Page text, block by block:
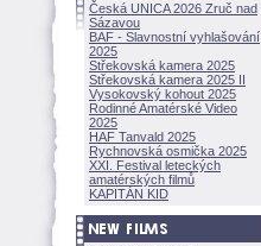
Česká UNICA 2026 Zruč nad
Sázavou
BAF - Slavnostní vyhlašování
2025
Střekovská kamera 2025
Střekovská kamera 2025 II
Vysokovský kohout 2025
Rodinné Amatérské Video
2025
HAF Tanvald 2025
Rychnovská osmička 2025
XXI. Festival leteckých
amatérských filmů
KAPITÁN KID